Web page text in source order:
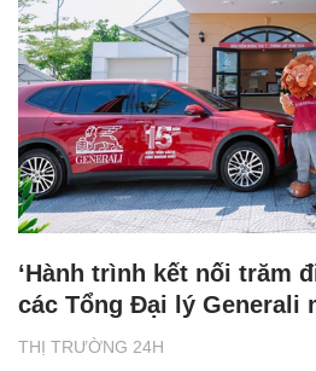
THỊ TRƯỜNG 24H
‘Hành trình kết nối trăm
các Tổng Đại lý Generali